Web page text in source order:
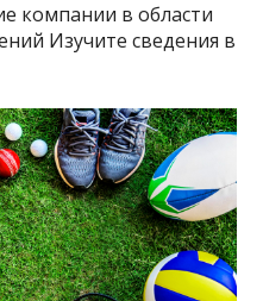
компании в области
Изучите сведения в